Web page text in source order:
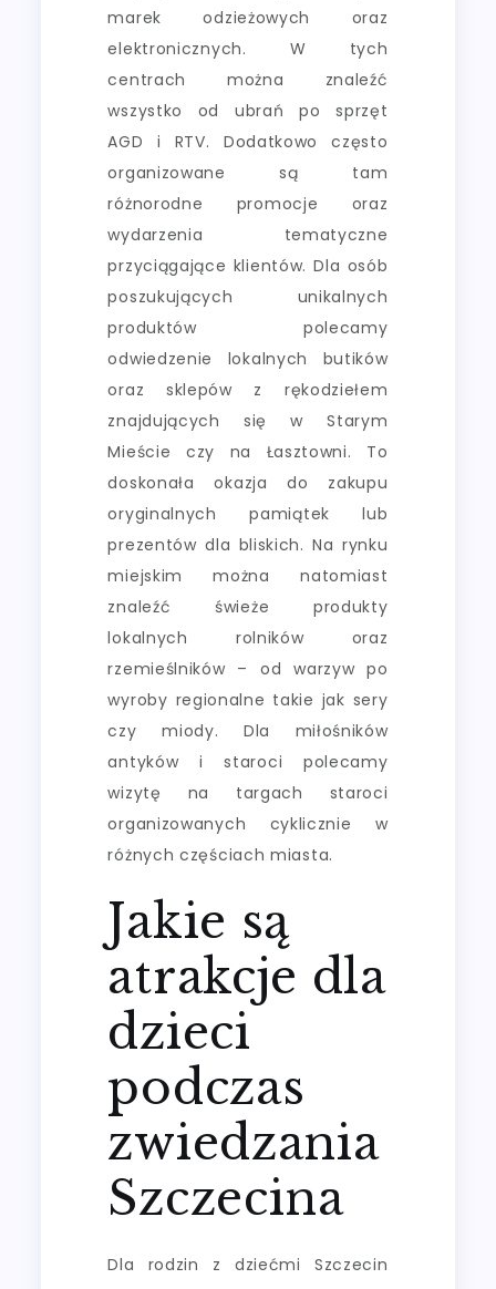
marek odzieżowych oraz
elektronicznych. W tych
centrach można znaleźć
wszystko od ubrań po sprzęt
AGD i RTV. Dodatkowo często
organizowane są tam
różnorodne promocje oraz
wydarzenia tematyczne
przyciągające klientów. Dla osób
poszukujących unikalnych
produktów polecamy
odwiedzenie lokalnych butików
oraz sklepów z rękodziełem
znajdujących się w Starym
Mieście czy na Łasztowni. To
doskonała okazja do zakupu
oryginalnych pamiątek lub
prezentów dla bliskich. Na rynku
miejskim można natomiast
znaleźć świeże produkty
lokalnych rolników oraz
rzemieślników – od warzyw po
wyroby regionalne takie jak sery
czy miody. Dla miłośników
antyków i staroci polecamy
wizytę na targach staroci
organizowanych cyklicznie w
różnych częściach miasta.
Jakie są
atrakcje dla
dzieci
podczas
zwiedzania
Szczecina
Dla rodzin z dziećmi Szczecin